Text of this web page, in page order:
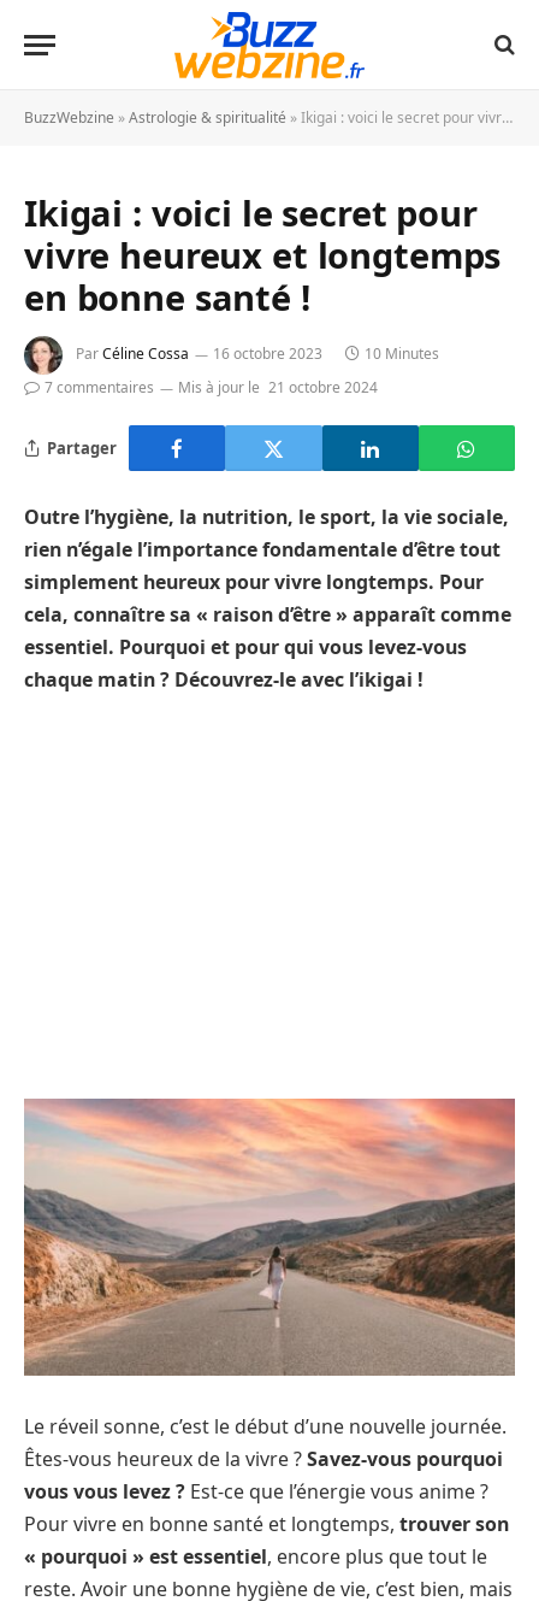
BuzzWebzine »Astrologie & spiritualité »Ikigai : voici le secret pour vivre heureux et longtemps en bonne santé !
Ikigai : voici le secret pour
vivre heureux et longtemps
en bonne santé !
ParCéline Cossa 16 octobre 2023
10 Minutes
7 commentaires
Mis à jour le 21 octobre 2024
Partager
Outre l’hygiène, la nutrition, le sport, la vie sociale,
rien n’égale l’importance fondamentale d’être tout
simplement heureux pour vivre longtemps. Pour
cela, connaître sa « raison d’être » apparaît comme
essentiel. Pourquoi et pour qui vous levez-vous
chaque matin ? Découvrez-le avec l’ikigai !
Le réveil sonne, c’est le début d’une nouvelle journée.
Êtes-vous heureux de la vivre ?Savez-vous pourquoi
vous vous levez ? Est-ce que l’énergie vous anime ?
Pour vivre en bonne santé et longtemps, trouver son
« pourquoi » est essentiel, encore plus que tout le
reste. Avoir une bonne hygiène de vie, c’est bien, mais